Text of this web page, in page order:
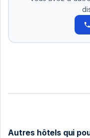
Autres hôtels qui